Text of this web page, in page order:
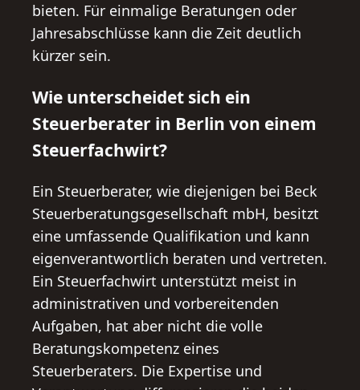
bieten. Für einmalige Beratungen oder
Jahresabschlüsse kann die Zeit deutlich
kürzer sein.
Wie unterscheidet sich ein
Steuerberater in Berlin von einem
Steuerfachwirt?
Ein Steuerberater, wie diejenigen bei Beck
Steuerberatungsgesellschaft mbH, besitzt
eine umfassende Qualifikation und kann
eigenverantwortlich beraten und vertreten.
Ein Steuerfachwirt unterstützt meist in
administrativen und vorbereitenden
Aufgaben, hat aber nicht die volle
Beratungskompetenz eines
Steuerberaters. Die Expertise und